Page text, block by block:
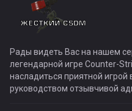
Рады видеть Вас на нашем
легендарной игре Counter-
насладиться приятной игрой
руководством отзывчивой